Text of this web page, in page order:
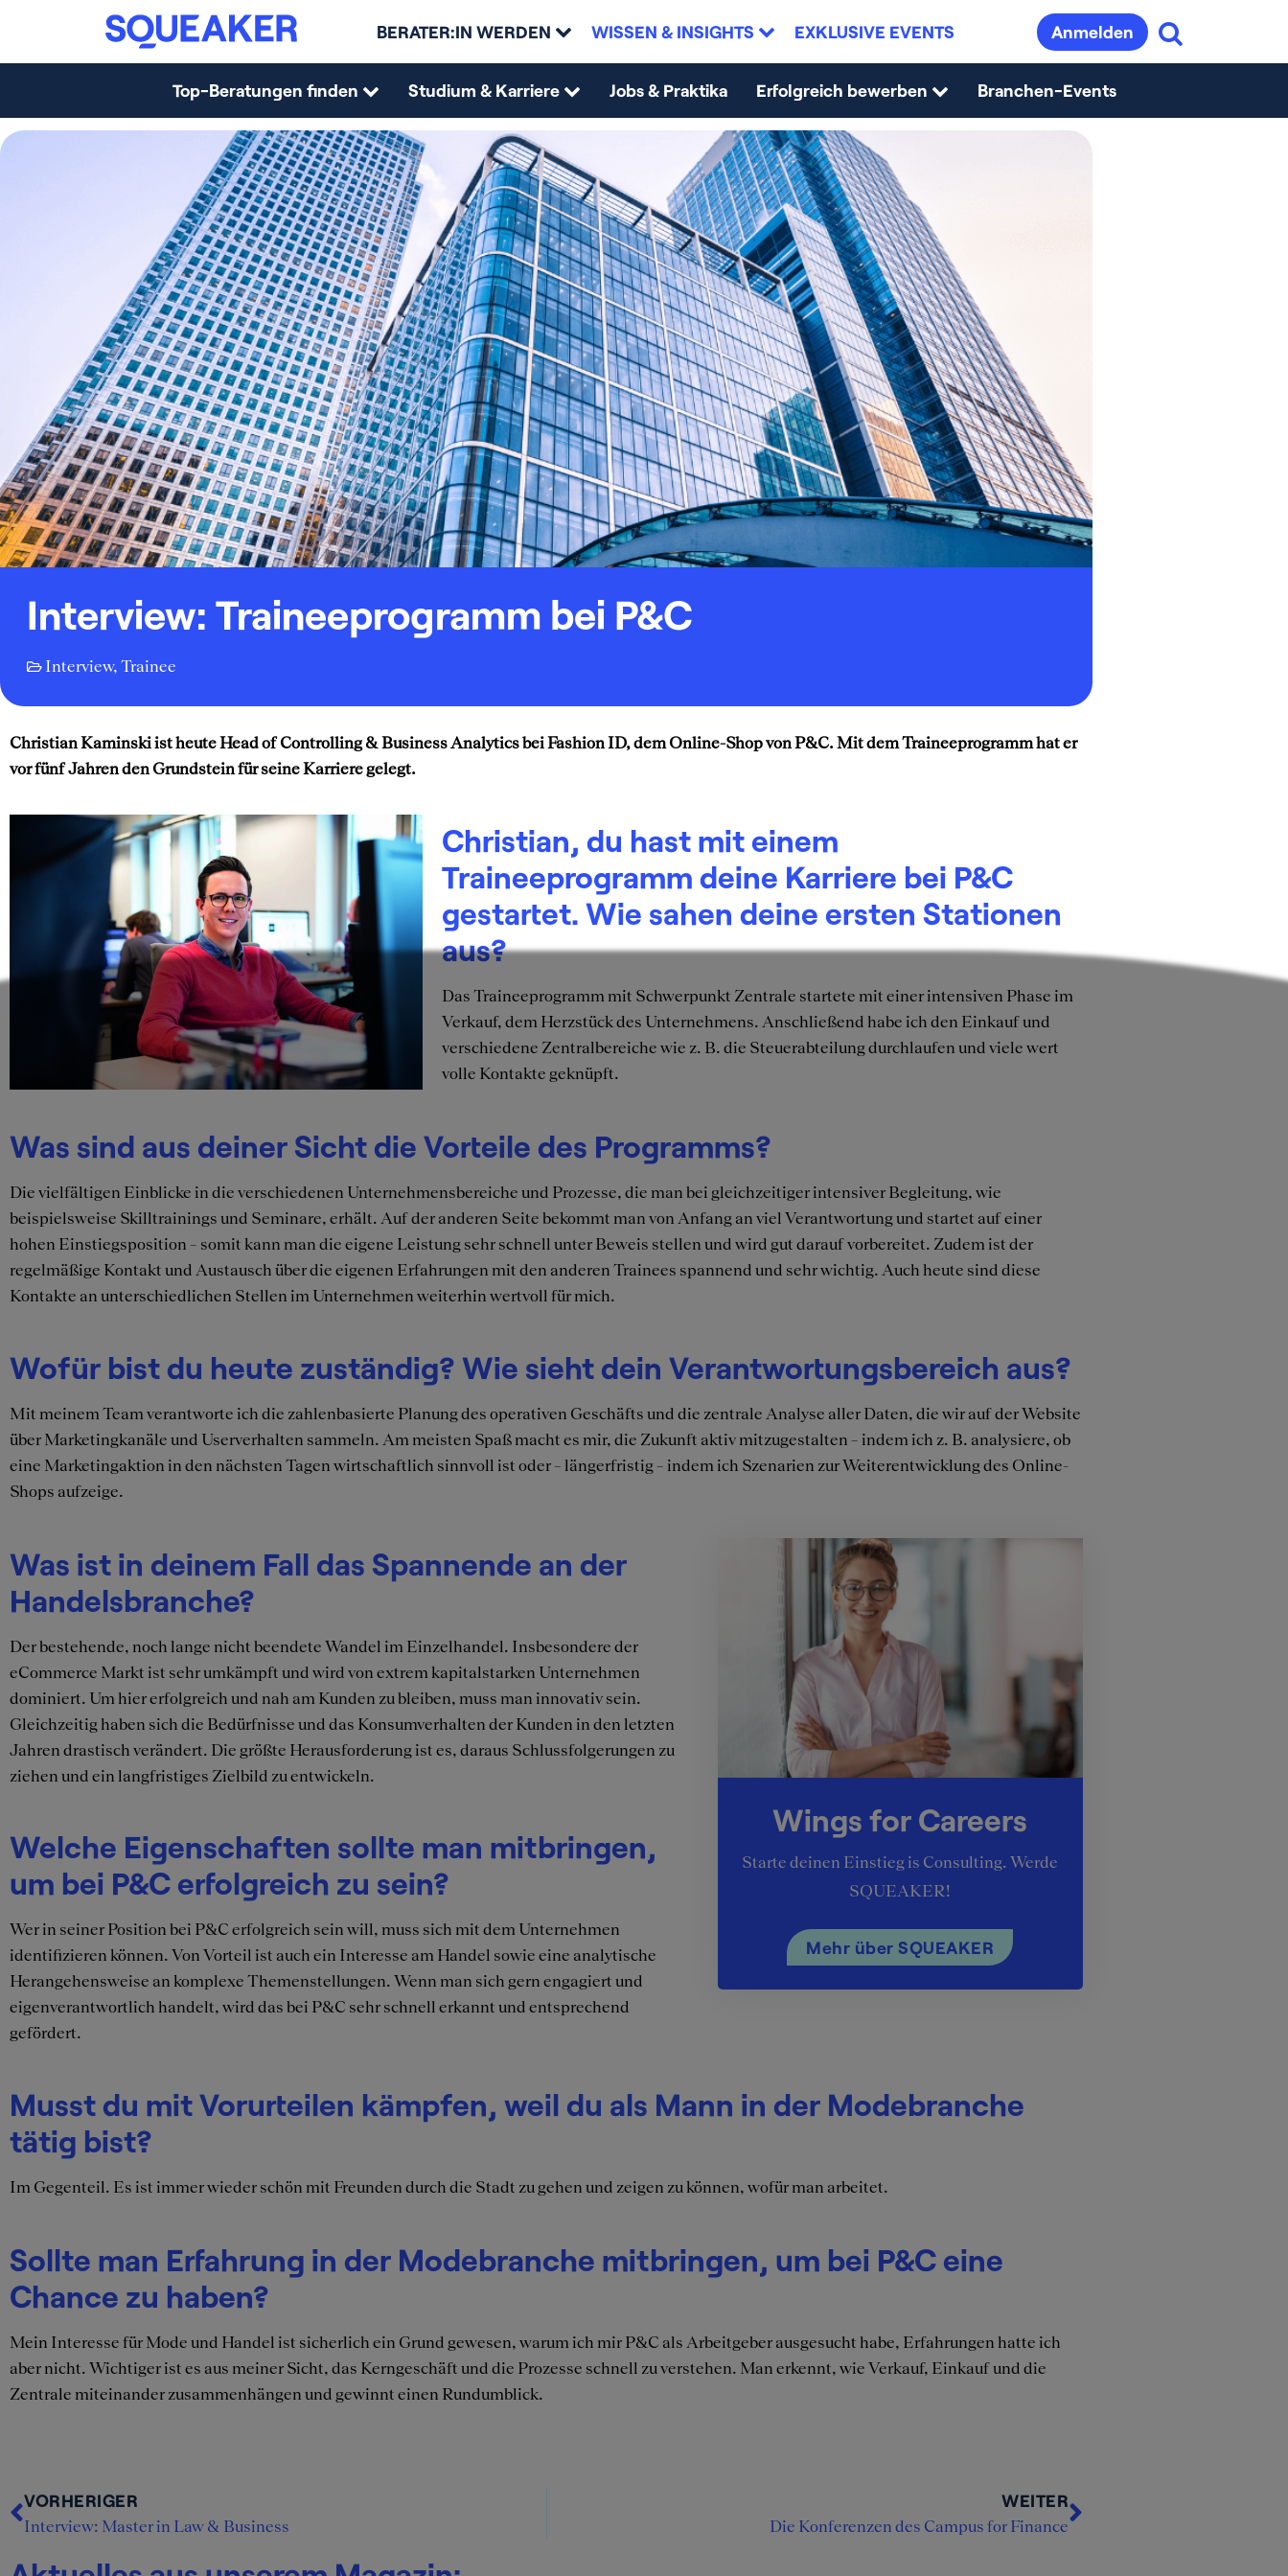
BERATER:IN WERDEN WISSEN & INSIGHTS EXKLUSIVE EVENTS Anmelden
Top-Beratungen finden Studium & Karriere Jobs & Praktika Erfolgreich bewerben Branchen-Events
Interview: Traineeprogramm bei P&C
Interview, Trainee
Christian Kaminski ist heute Head of Controlling & Business Analytics bei Fashion ID, dem Online-Shop von P&C. Mit dem Traineeprogramm hat er
vor fünf Jahren den Grundstein für seine Karriere gelegt.
Christian, du hast mit einem
Traineeprogramm deine Karriere bei P&C
gestartet. Wie sahen deine ersten Stationen
aus?
Das Traineeprogramm mit Schwerpunkt Zentrale startete mit einer intensiven Phase im
Verkauf, dem Herzstück des Unternehmens. Anschließend habe ich den Einkauf und
verschiedene Zentralbereiche wie z. B. die Steuerabteilung durchlaufen und viele wert
volle Kontakte geknüpft.
Was sind aus deiner Sicht die Vorteile des Programms?
Die vielfältigen Einblicke in die verschiedenen Unternehmensbereiche und Prozesse, die man bei gleichzeitiger intensiver Begleitung, wie
beispielsweise Skilltrainings und Seminare, erhält. Auf der anderen Seite bekommt man von Anfang an viel Verantwortung und startet auf einer
hohen Einstiegsposition – somit kann man die eigene Leistung sehr schnell unter Beweis stellen und wird gut darauf vorbereitet. Zudem ist der
regelmäßige Kontakt und Austausch über die eigenen Erfahrungen mit den anderen Trainees spannend und sehr wichtig. Auch heute sind diese
Kontakte an unterschiedlichen Stellen im Unternehmen weiterhin wertvoll für mich.
Wofür bist du heute zuständig? Wie sieht dein Verantwortungsbereich aus?
Mit meinem Team verantworte ich die zahlenbasierte Planung des operativen Geschäfts und die zentrale Analyse aller Daten, die wir auf der Website
über Marketingkanäle und Userverhalten sammeln. Am meisten Spaß macht es mir, die Zukunft aktiv mitzugestalten – indem ich z. B. analysiere, ob
eine Marketingaktion in den nächsten Tagen wirtschaftlich sinnvoll ist oder – längerfristig – indem ich Szenarien zur Weiterentwicklung des Online-
Shops aufzeige.
Was ist in deinem Fall das Spannende an der
Handelsbranche?
Der bestehende, noch lange nicht beendete Wandel im Einzelhandel. Insbesondere der
eCommerce Markt ist sehr umkämpft und wird von extrem kapitalstarken Unternehmen
dominiert. Um hier erfolgreich und nah am Kunden zu bleiben, muss man innovativ sein.
Gleichzeitig haben sich die Bedürfnisse und das Konsumverhalten der Kunden in den letzten
Jahren drastisch verändert. Die größte Herausforderung ist es, daraus Schlussfolgerungen zu
ziehen und ein langfristiges Zielbild zu entwickeln.
Welche Eigenschaften sollte man mitbringen,
um bei P&C erfolgreich zu sein?
Wer in seiner Position bei P&C erfolgreich sein will, muss sich mit dem Unternehmen
identifizieren können. Von Vorteil ist auch ein Interesse am Handel sowie eine analytische
Herangehensweise an komplexe Themenstellungen. Wenn man sich gern engagiert und
eigenverantwortlich handelt, wird das bei P&C sehr schnell erkannt und entsprechend
gefördert.
Wings for Careers
Starte deinen Einstieg is Consulting. Werde
SQUEAKER!
Mehr über SQUEAKER
Musst du mit Vorurteilen kämpfen, weil du als Mann in der Modebranche
tätig bist?
Im Gegenteil. Es ist immer wieder schön mit Freunden durch die Stadt zu gehen und zeigen zu können, wofür man arbeitet.
Sollte man Erfahrung in der Modebranche mitbringen, um bei P&C eine
Chance zu haben?
Mein Interesse für Mode und Handel ist sicherlich ein Grund gewesen, warum ich mir P&C als Arbeitgeber ausgesucht habe, Erfahrungen hatte ich
aber nicht. Wichtiger ist es aus meiner Sicht, das Kerngeschäft und die Prozesse schnell zu verstehen. Man erkennt, wie Verkauf, Einkauf und die
Zentrale miteinander zusammenhängen und gewinnt einen Rundumblick.
VORHERIGER
Interview: Master in Law & Business
WEITER
Die Konferenzen des Campus for Finance